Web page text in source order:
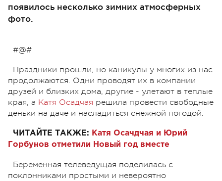
появилось несколько зимних атмосферных
фото.
#@#
Праздники прошли, но каникулы у многих из нас
продолжаются. Одни проводят их в компании
друзей и близких дома, другие - улетают в теплые
края, а Катя Осадчая решила провести свободные
деньки на даче и насладиться снежной погодой.
ЧИТАЙТЕ ТАКЖЕ: Катя Осачдчая и Юрий
Горбунов отметили Новый год вместе
Беременная телеведущая поделилась с
поклонниками простыми и невероятно